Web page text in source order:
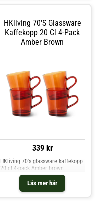
HKliving 70's Glassware
Kaffekopp 20 Cl 4-Pack
Amber Brown
339 kr
Läs mer här
HKliving 70's glassware kaffekopp
20 cl 4-pack Amber brown